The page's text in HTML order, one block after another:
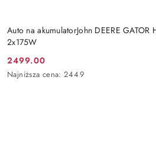
Auto na akumulatorJohn DEERE GATOR
2x175W
Cena
promocyjna:
2499.00
Najniższa
Najniższa cena: 2449